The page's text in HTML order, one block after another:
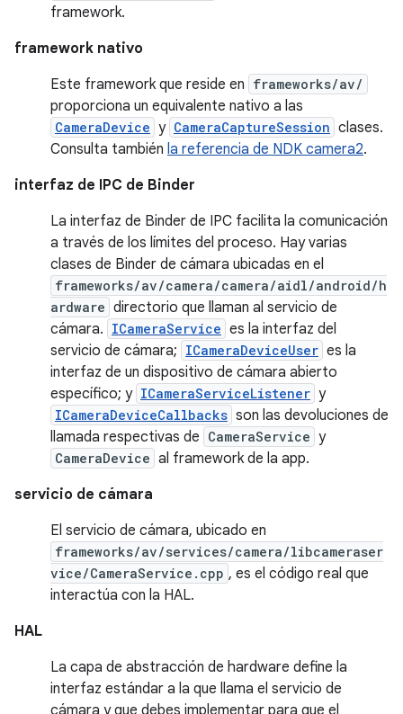
framework.
framework nativo
Este framework que reside en frameworks/av/
proporciona un equivalente nativo a las
CameraDevice y CameraCaptureSession clases.
Consulta también la referencia de NDK camera2.
interfaz de IPC de Binder
La interfaz de Binder de IPC facilita la comunicación
a través de los límites del proceso. Hay varias
clases de Binder de cámara ubicadas en el
frameworks/av/camera/camera/aidl/android/h
ardware directorio que llaman al servicio de
cámara. ICameraService es la interfaz del
servicio de cámara; ICameraDeviceUser es la
interfaz de un dispositivo de cámara abierto
específico; y ICameraServiceListener y
ICameraDeviceCallbacks son las devoluciones de
llamada respectivas de CameraService y
CameraDevice al framework de la app.
servicio de cámara
El servicio de cámara, ubicado en
frameworks/av/services/camera/libcameraser
vice/CameraService.cpp , es el código real que
interactúa con la HAL.
HAL
La capa de abstracción de hardware define la
interfaz estándar a la que llama el servicio de